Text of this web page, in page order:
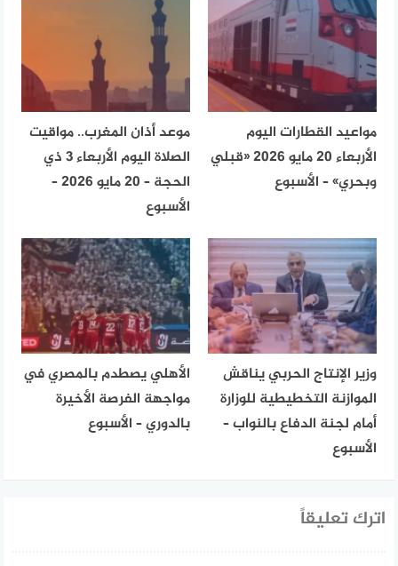
مواعيد القطارات اليوم
الأربعاء 20 مايو 2026 «قبلي
وبحري» – الأسبوع
موعد أذان المغرب.. مواقيت
الصلاة اليوم الأربعاء 3 ذي
الحجة – 20 مايو 2026 –
الأسبوع
وزير الإنتاج الحربي يناقش
الموازنة التخطيطية للوزارة
أمام لجنة الدفاع بالنواب –
الأسبوع
الأهلي يصطدم بالمصري في
مواجهة الفرصة الأخيرة
بالدوري – الأسبوع
اترك تعليقاً